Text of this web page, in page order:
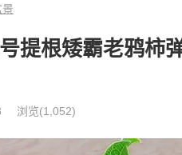
提根矮霸老鸦柿
浏览(1,052)